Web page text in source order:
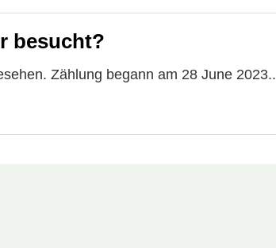
besucht?
Zählung begann am 28 June 2023..